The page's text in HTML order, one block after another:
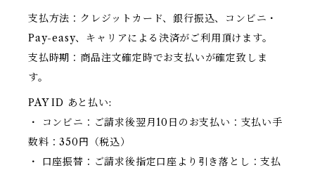
支払方法：クレジットカード、銀行振込、コンビニ・
Pay-easy、キャリアによる決済がご利用頂けます。
支払時期：商品注文確定時でお支払いが確定致しま
す。
PAY ID あと払い:
・ コンビニ：ご請求後翌月10日のお支払い：支払い手
数料：350円（税込）
・ 口座振替：ご請求後指定口座より引き落とし：支払